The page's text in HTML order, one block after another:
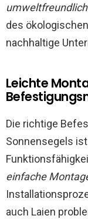
des
nachhaltige
Leichte
Die richtige
Sonnensegels
einfache
auch Laien